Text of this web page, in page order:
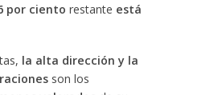
por ciento restante está
la alta dirección y la
son los